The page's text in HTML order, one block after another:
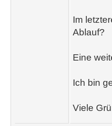
Im
Ablauf?
Eine
Ich bin
Viele